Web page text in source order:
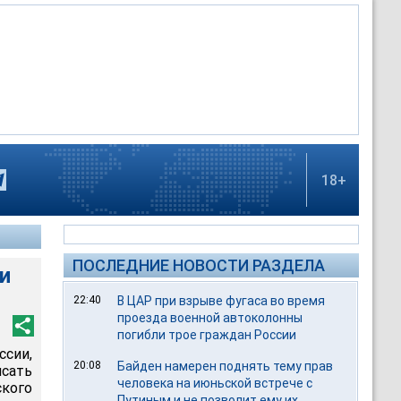
18+
ПОСЛЕДНИЕ НОВОСТИ РАЗДЕЛА
22:40
В ЦАР при взрыве фугаса во время
проезда военной автоколонны
погибли трое граждан России
20:08
Байден намерен поднять тему прав
человека на июньской встрече с